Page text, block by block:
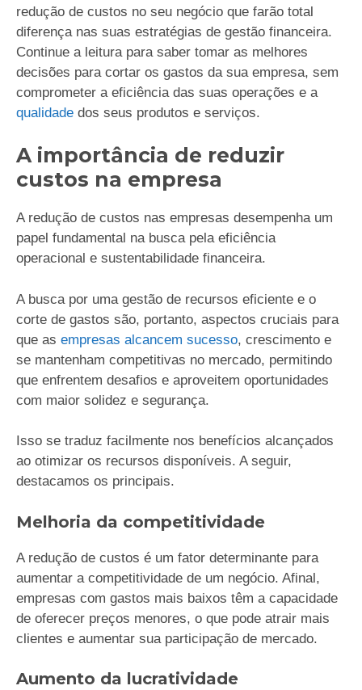
redução de custos no seu negócio que farão total
diferença nas suas estratégias de gestão financeira.
Continue a leitura para saber tomar as melhores
decisões para cortar os gastos da sua empresa, sem
comprometer a eficiência das suas operações e a
qualidade dos seus produtos e serviços.
A importância de reduzir
custos na empresa
A redução de custos nas empresas desempenha um
papel fundamental na busca pela eficiência
operacional e sustentabilidade financeira.
A busca por uma gestão de recursos eficiente e o
corte de gastos são, portanto, aspectos cruciais para
que as empresas alcancem sucesso, crescimento e
se mantenham competitivas no mercado, permitindo
que enfrentem desafios e aproveitem oportunidades
com maior solidez e segurança.
Isso se traduz facilmente nos benefícios alcançados
ao otimizar os recursos disponíveis. A seguir,
destacamos os principais.
Melhoria da competitividade
A redução de custos é um fator determinante para
aumentar a competitividade de um negócio. Afinal,
empresas com gastos mais baixos têm a capacidade
de oferecer preços menores, o que pode atrair mais
clientes e aumentar sua participação de mercado.
Aumento da lucratividade